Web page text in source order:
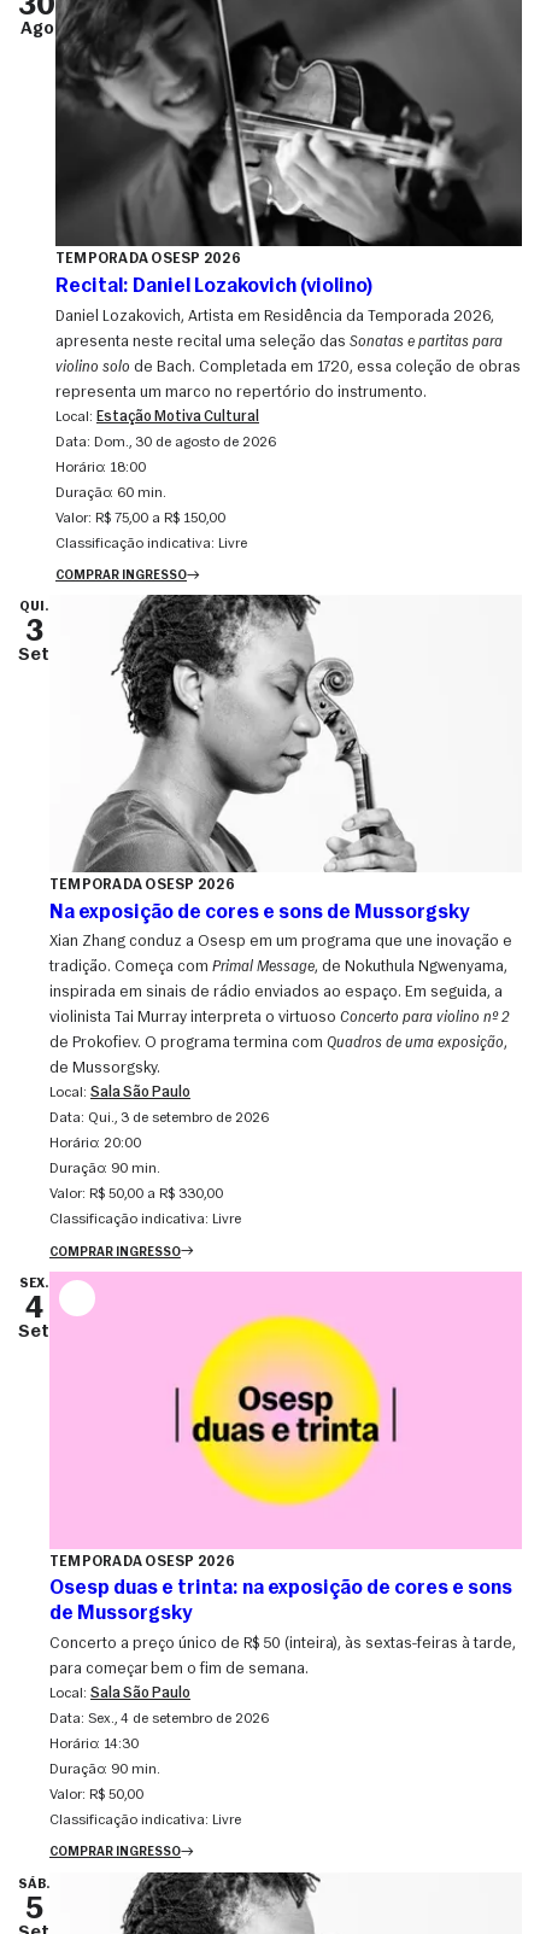
30
Ago
TEMPORADA OSESP 2026
Recital: Daniel Lozakovich (violino)
Daniel Lozakovich, Artista em Residência da Temporada 2026,
apresenta neste recital uma seleção das Sonatas e partitas para
violino solo de Bach. Completada em 1720, essa coleção de obras
representa um marco no repertório do instrumento.
Local: Estação Motiva Cultural
Data:
dom., 30 de agosto de 2026
Horário: 18:00
Duração: 60 min.
Valor: R$ 75,00 a R$ 150,00
Classificação indicativa: Livre
COMPRAR INGRESSO
QUI.
3
Set
TEMPORADA OSESP 2026
Na exposição de cores e sons de Mussorgsky
Xian Zhang conduz a Osesp em um programa que une inovação e
tradição. Começa com Primal Message, de Nokuthula Ngwenyama,
inspirada em sinais de rádio enviados ao espaço. Em seguida, a
violinista Tai Murray interpreta o virtuoso Concerto para violino nº 2
de Prokofiev. O programa termina com Quadros de uma exposição,
de Mussorgsky.
Local: Sala São Paulo
Data:
qui., 3 de setembro de 2026
Horário: 20:00
Duração: 90 min.
Valor: R$ 50,00 a R$ 330,00
Classificação indicativa: Livre
COMPRAR INGRESSO
SEX.
4
Set
TEMPORADA OSESP 2026
Osesp duas e trinta: na exposição de cores e sons
de Mussorgsky
Concerto a preço único de R$ 50 (inteira), às sextas-feiras à tarde,
para começar bem o fim de semana.
Local: Sala São Paulo
Data:
sex., 4 de setembro de 2026
Horário: 14:30
Duração: 90 min.
Valor: R$ 50,00
Classificação indicativa: Livre
COMPRAR INGRESSO
SÁB.
5